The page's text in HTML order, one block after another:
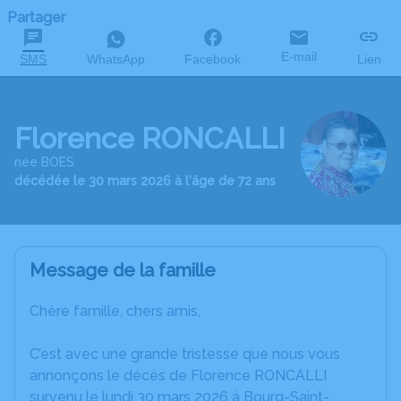
Partager
SMS WhatsApp Facebook E-mail Lien
Florence RONCALLI
née BOES
décédée le 30 mars 2026 à l'âge de 72 ans
Message de la famille
Chère famille, chers amis,
C’est avec une grande tristesse que nous vous
annonçons le décès de Florence RONCALLI
survenu le lundi 30 mars 2026 à Bourg-Saint-